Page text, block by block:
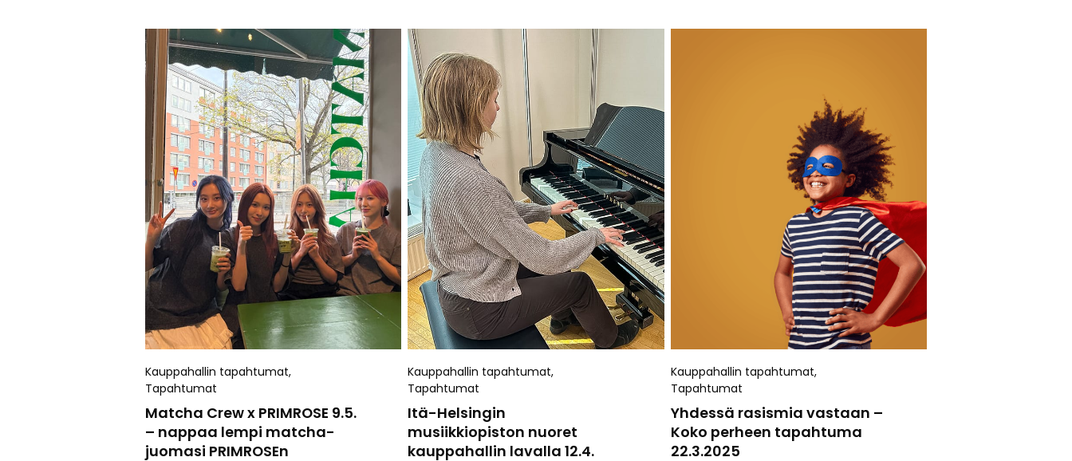
Kauppahallin tapahtumat,
Tapahtumat
Matcha Crew x PRIMROSE 9.5.
– nappaa lempi matcha-
juomasi PRIMROSEn
Kauppahallin tapahtumat,
Tapahtumat
Itä-Helsingin
musiikkiopiston nuoret
kauppahallin lavalla 12.4.
Kauppahallin tapahtumat,
Tapahtumat
Yhdessä rasismia vastaan –
Koko perheen tapahtuma
22.3.2025